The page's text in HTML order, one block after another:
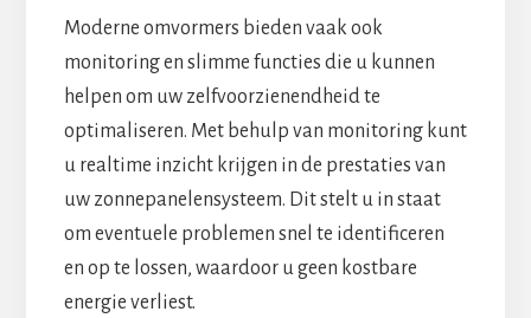
Moderne omvormers bieden vaak ook
monitoring en slimme functies die u kunnen
helpen om uw zelfvoorzienendheid te
optimaliseren. Met behulp van monitoring kunt
u realtime inzicht krijgen in de prestaties van
uw zonnepanelensysteem. Dit stelt u in staat
om eventuele problemen snel te identificeren
en op te lossen, waardoor u geen kostbare
energie verliest.